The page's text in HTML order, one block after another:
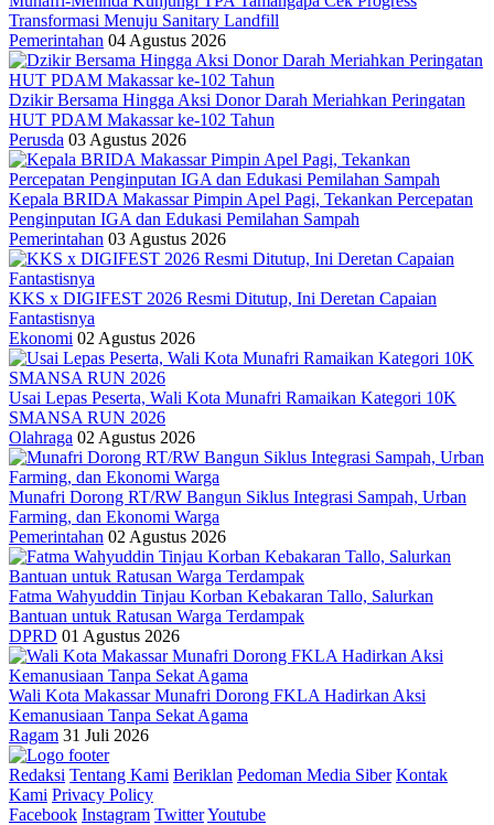
Transformasi Menuju Sanitary Landfill
Pemerintahan 04 Agustus 2026
Dzikir Bersama Hingga Aksi Donor Darah Meriahkan Peringatan
HUT PDAM Makassar ke-102 Tahun
Perusda 03 Agustus 2026
Kepala BRIDA Makassar Pimpin Apel Pagi, Tekankan Percepatan
Penginputan IGA dan Edukasi Pemilahan Sampah
Pemerintahan 03 Agustus 2026
KKS x DIGIFEST 2026 Resmi Ditutup, Ini Deretan Capaian
Fantastisnya
Ekonomi 02 Agustus 2026
Usai Lepas Peserta, Wali Kota Munafri Ramaikan Kategori 10K
SMANSA RUN 2026
Olahraga 02 Agustus 2026
Munafri Dorong RT/RW Bangun Siklus Integrasi Sampah, Urban
Farming, dan Ekonomi Warga
Pemerintahan 02 Agustus 2026
Fatma Wahyuddin Tinjau Korban Kebakaran Tallo, Salurkan
Bantuan untuk Ratusan Warga Terdampak
DPRD 01 Agustus 2026
Wali Kota Makassar Munafri Dorong FKLA Hadirkan Aksi
Kemanusiaan Tanpa Sekat Agama
Ragam 31 Juli 2026
Redaksi Tentang Kami Beriklan Pedoman Media Siber Kontak
Kami Privacy Policy
Facebook Instagram TwitterYoutube